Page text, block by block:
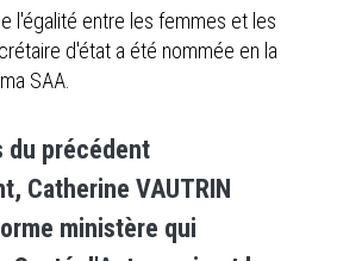
l'égalité entre les femmes et les
d'état a été nommée en la
SAA.
du précédent
Catherine VAUTRIN
ministère qui